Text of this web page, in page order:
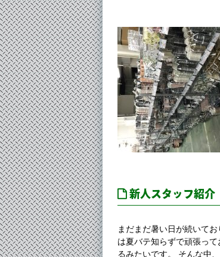
新人スタッフ紹介
まだまだ暑い日が続いて
は夏バテ知らずで頑張っ
るみたいです。 そんな中